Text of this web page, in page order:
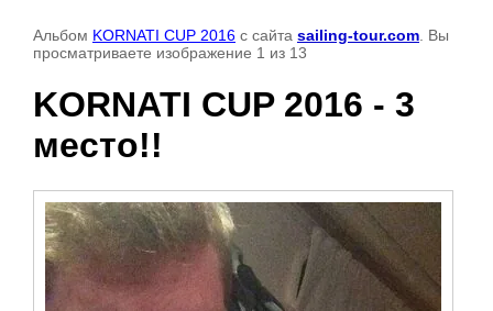
Альбом KORNATI CUP 2016 с сайта sailing-tour.com . Вы
просматриваете изображение 1 из 13
KORNATI CUP 2016 - 3
место!!